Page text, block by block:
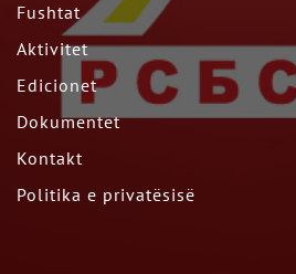
Fushtat
Aktivitet
Edicionet
Dokumentet
Kontakt
Politika e privatësisë